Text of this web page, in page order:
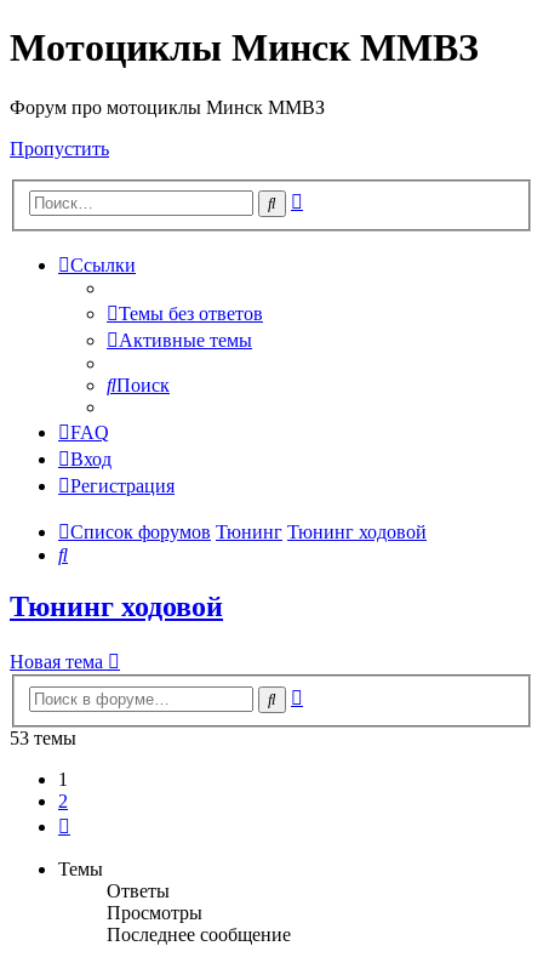
Мотоциклы Минск ММВЗ
Форум про мотоциклы Минск ММВЗ
Пропустить
Поиск
Ссылки
Темы без ответов
Активные темы
Поиск
FAQ
Вход
Регистрация
Список форумов Тюнинг Тюнинг ходовой
Поиск
Тюнинг ходовой
Новая тема
Поиск
53 темы
1
2
Темы
Ответы
Просмотры
Последнее сообщение